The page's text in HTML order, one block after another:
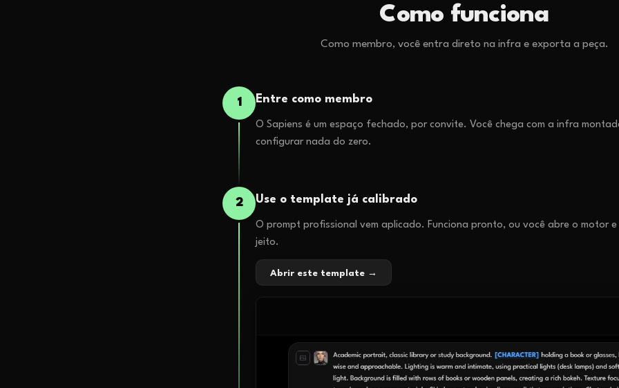
Como funciona
Como membro, você entra direto na infra e exporta a peça.
1 Entre como membro
O Sapiens é um espaço fechado, por convite. Você chega com a infra
configurar nada do zero.
2 Use o template já calibrado
O prompt profissional vem aplicado. Funciona pronto, ou você abre o motor
jeito.
Abrir este template →